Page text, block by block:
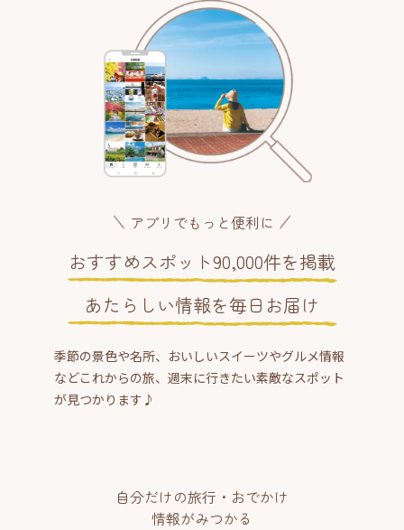
アプリでもっと便利に
おすすめスポット90,000件を掲載
あたらしい情報を毎日お届け
季節の景色や名所、おいしいスイーツやグルメ情報
などこれからの旅、週末に行きたい素敵なスポット
が見つかります♪
自分だけの旅行・おでかけ
情報がみつかる